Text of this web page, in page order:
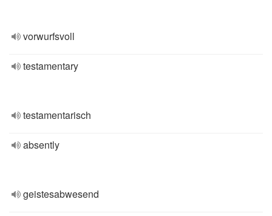
vorwurfsvoll
testamentary
testamentarisch
absently
geistesabwesend